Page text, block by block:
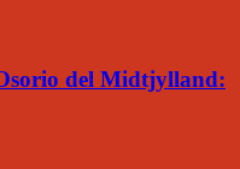
del Midtjylland: